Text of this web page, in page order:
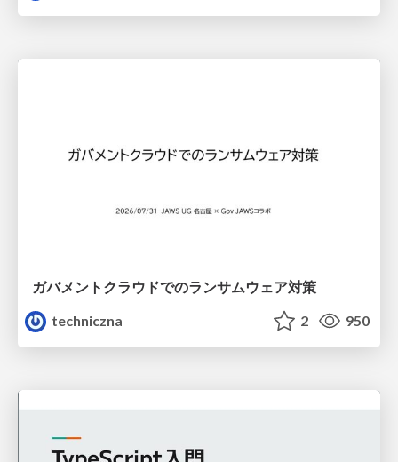
ガバメントクラウドでのランサムウェア対策
techniczna
2 950